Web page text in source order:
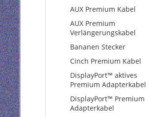
AUX Premium Kabel
AUX Premium
Verlängerungskabel
Bananen Stecker
Cinch Premium Kabel
DisplayPort™ aktives
Premium Adapterkabel
DisplayPort™ Premium
Adapterkabel